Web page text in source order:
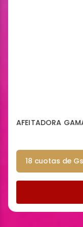
AFEITADORA
18 cuotas de